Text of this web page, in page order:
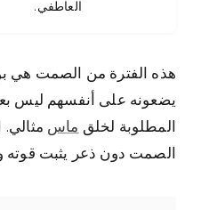
العاطفي.
هذه الفترة من الصمت هي
يضعونه على أنفسهم ليس
المطلوبة لخلقماسمثالي.
الصمت دون ذعر يثبت قوته